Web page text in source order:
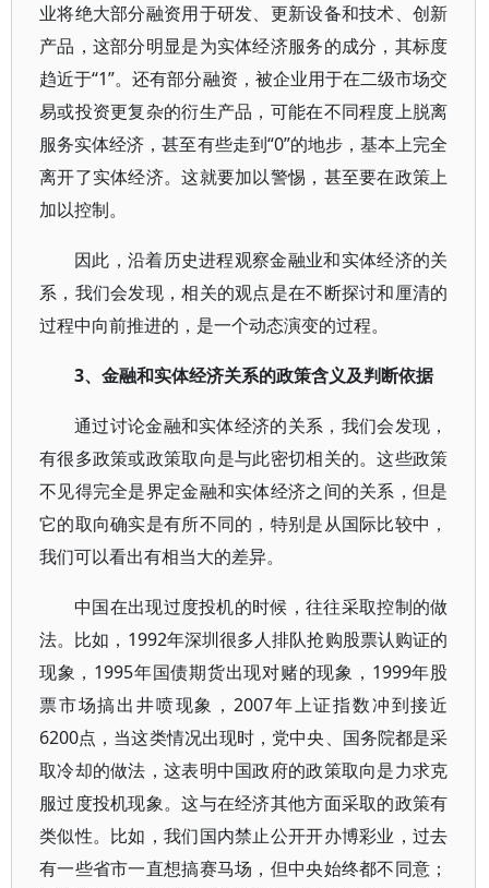
业将绝大部分融资用于研发、更新设备和技术、创新
产品，这部分明显是为实体经济服务的成分，其标度
趋近于“1”。还有部分融资，被企业用于在二级市场交
易或投资更复杂的衍生产品，可能在不同程度上脱离
服务实体经济，甚至有些走到“0”的地步，基本上完全
离开了实体经济。这就要加以警惕，甚至要在政策上
加以控制。
因此，沿着历史进程观察金融业和实体经济的关
系，我们会发现，相关的观点是在不断探讨和厘清的
过程中向前推进的，是一个动态演变的过程。
3、金融和实体经济关系的政策含义及判断依据
通过讨论金融和实体经济的关系，我们会发现，
有很多政策或政策取向是与此密切相关的。这些政策
不见得完全是界定金融和实体经济之间的关系，但是
它的取向确实是有所不同的，特别是从国际比较中，
我们可以看出有相当大的差异。
中国在出现过度投机的时候，往往采取控制的做
法。比如，1992年深圳很多人排队抢购股票认购证的
现象，1995年国债期货出现对赌的现象，1999年股
票市场搞出井喷现象，2007年上证指数冲到接近
6200点，当这类情况出现时，党中央、国务院都是采
取冷却的做法，这表明中国政府的政策取向是力求克
服过度投机现象。这与在经济其他方面采取的政策有
类似性。比如，我们国内禁止公开开办博彩业，过去
有一些省市一直想搞赛马场，但中央始终都不同意；